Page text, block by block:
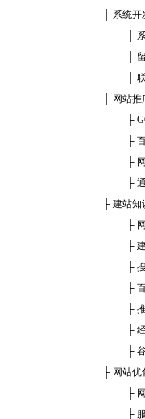
├ 系统开
├
├
├
├ 网站推
├
├
├
├
├ 建站知
├
├
├
├
├
├
├
├ 网站优
├
├